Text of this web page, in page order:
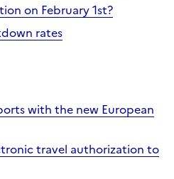
on February 1st?
rates
with the new European
travel authorization to